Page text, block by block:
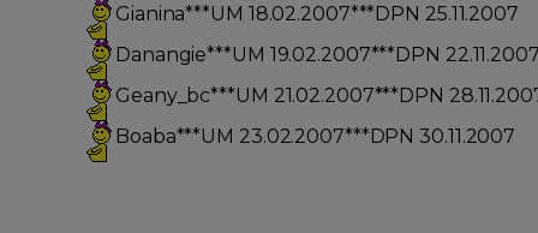
Gianina***UM 18.02.2007***DPN 25.11.2007
Danangie***UM 19.02.2007***DPN 22.11.2007
Geany_bc***UM 21.02.2007***DPN
Boaba***UM 23.02.2007***DPN 30.11.2007